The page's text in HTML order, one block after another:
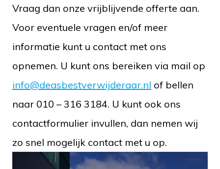
Vraag dan onze vrijblijvende offerte aan.
Voor eventuele vragen en/of meer
informatie kunt u contact met ons
opnemen. U kunt ons bereiken via mail op
info@deasbestverwijderaar.nl of bellen
naar 010 – 316 3184. U kunt ook ons
contactformulier invullen, dan nemen wij
zo snel mogelijk contact met u op.